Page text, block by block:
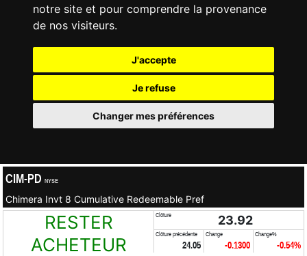
notre site et pour comprendre la provenance
de nos visiteurs.
J'accepte
Je refuse
Changer mes préférences
CIM-PD NYSE
Chimera Invt 8 Cumulative Redeemable Pref
RESTER
ACHETEUR
Clôture 23.92
Clôture précédente
24.05
Change
-0.1300
Change%
-0.54%